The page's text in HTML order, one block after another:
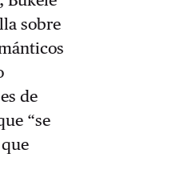
sobre
de
“se